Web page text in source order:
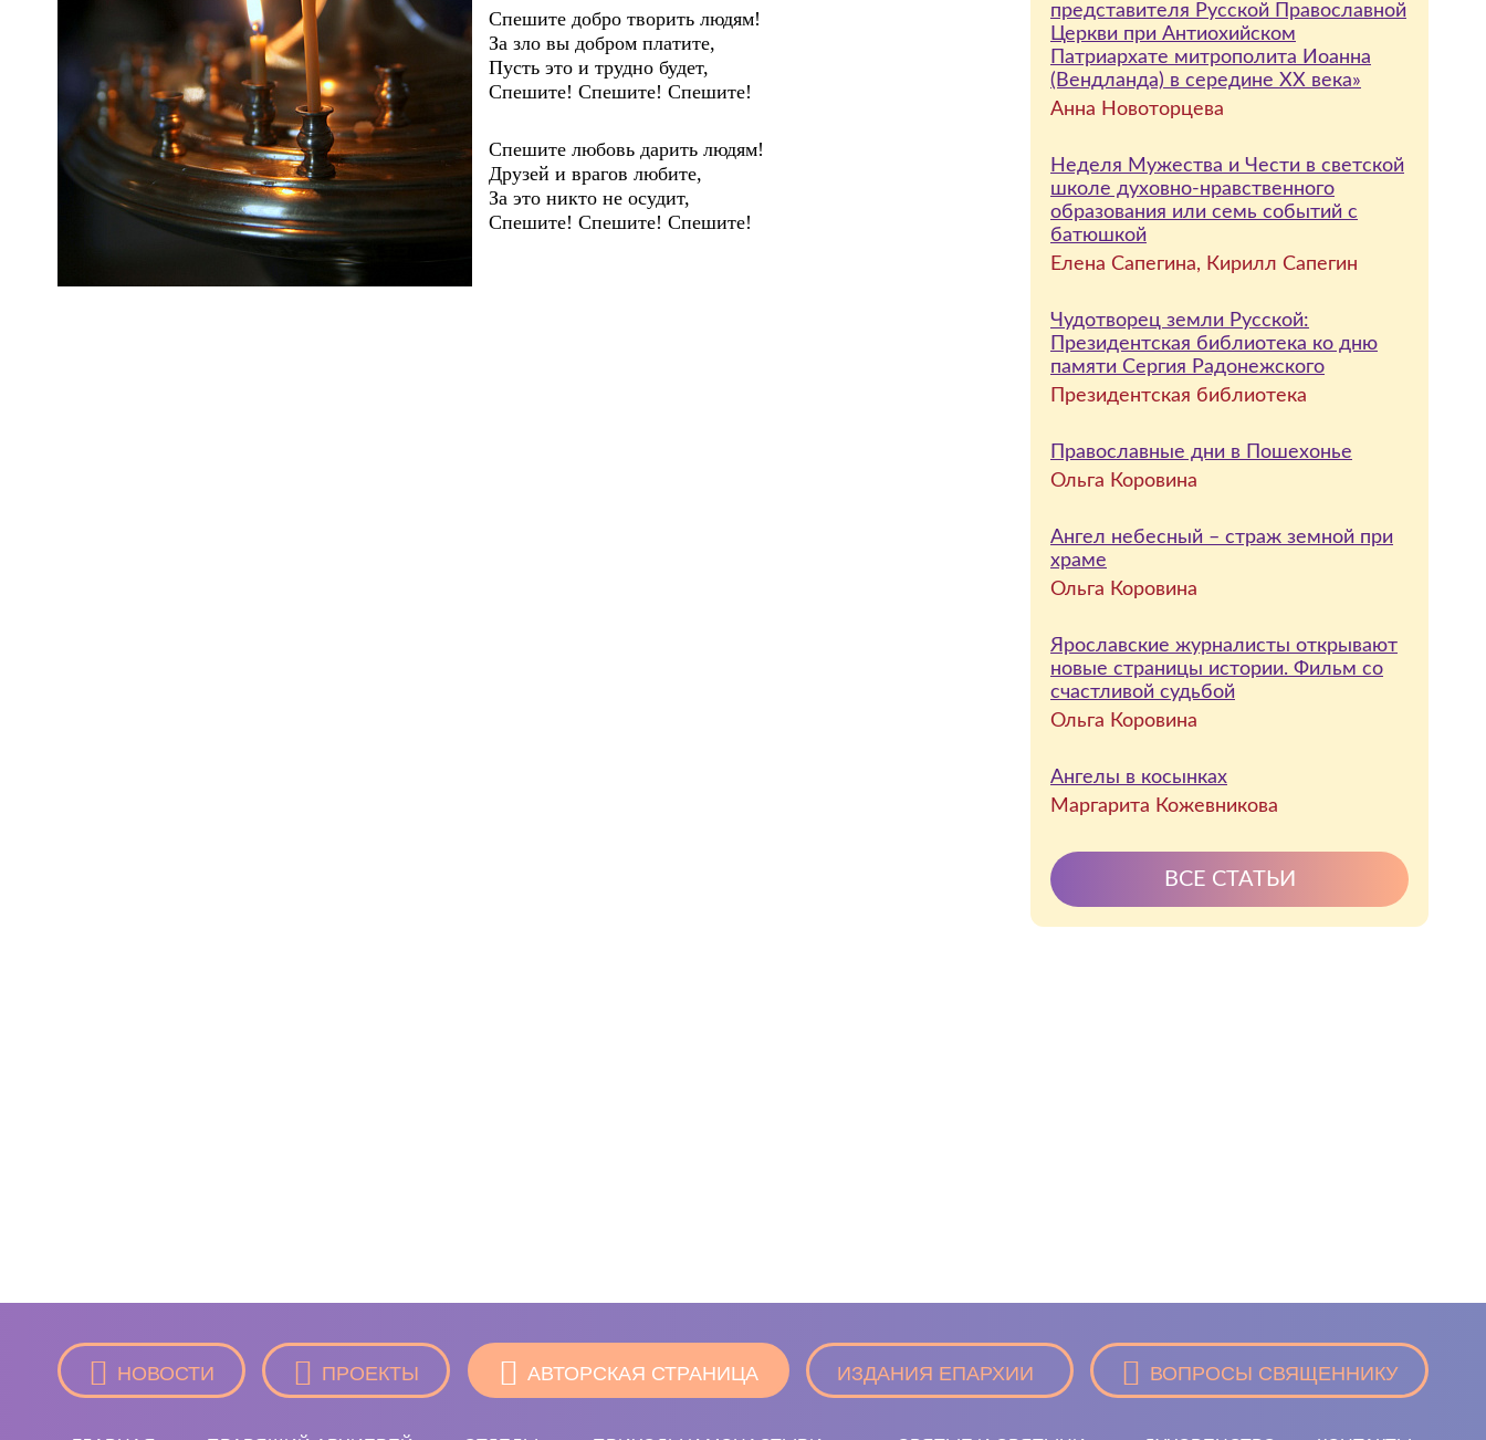
Спешите добро творить людям!
За зло вы добром платите,
Пусть это и трудно будет,
Спешите! Спешите! Спешите!
Спешите любовь дарить людям!
Друзей и врагов любите,
За это никто не осудит,
Спешите! Спешите! Спешите!
представителя Русской Православной
Церкви при Антиохийском
Патриархате митрополита Иоанна
(Вендланда) в середине ХХ века»
Анна Новоторцева
Неделя Мужества и Чести в светской
школе духовно-нравственного
образования или семь событий с
батюшкой
Елена Сапегина, Кирилл Сапегин
Чудотворец земли Русской:
Президентская библиотека ко дню
памяти Сергия Радонежского
Президентская библиотека
Православные дни в Пошехонье
Ольга Коровина
Ангел небесный – страж земной при
храме
Ольга Коровина
Ярославские журналисты открывают
новые страницы истории. Фильм со
счастливой судьбой
Ольга Коровина
Ангелы в косынках
Маргарита Кожевникова
ВСЕ СТАТЬИ
НОВОСТИ ПРОЕКТЫ АВТОРСКАЯ СТРАНИЦА ИЗДАНИЯ ЕПАРХИИ ВОПРОСЫ СВЯЩЕННИКУ